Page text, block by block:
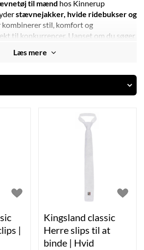
til mænd hos Kinnerup
stævnejakker, hvide ridebukser og
kombinerer stil, komfort og
til konkurrencer. Uanset om du søger
til dig. Gør dig klar til næste stævne
Læs mere
|
Kingsland classic
Herre slips til at
binde | Hvid